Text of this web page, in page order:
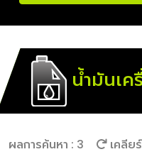
น้ำมันเ
ผลการค้นหา : 3 เคลียร์